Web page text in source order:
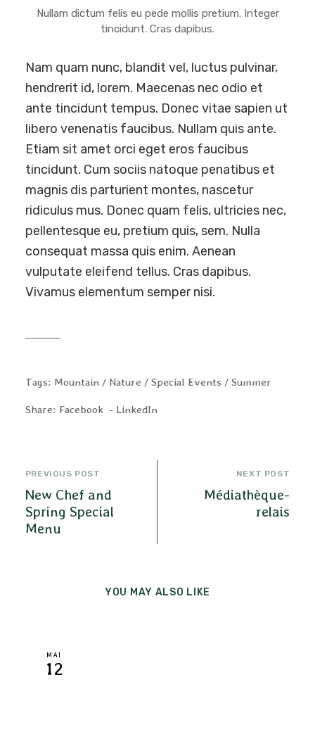
Nullam dictum felis eu pede mollis pretium. Integer
tincidunt. Cras dapibus.
Nam quam nunc, blandit vel, luctus pulvinar,
hendrerit id, lorem. Maecenas nec odio et
ante tincidunt tempus. Donec vitae sapien ut
libero venenatis faucibus. Nullam quis ante.
Etiam sit amet orci eget eros faucibus
tincidunt. Cum sociis natoque penatibus et
magnis dis parturient montes, nascetur
ridiculus mus. Donec quam felis, ultricies nec,
pellentesque eu, pretium quis, sem. Nulla
consequat massa quis enim. Aenean
vulputate eleifend tellus. Cras dapibus.
Vivamus elementum semper nisi.
Tags: Mountain Nature Special Events Summer
Share: Facebook LinkedIn
PREVIOUS POST
New Chef and
Spring Special
Menu
NEXT POST
Médiathèque-
relais
YOU MAY ALSO LIKE
MAI
12